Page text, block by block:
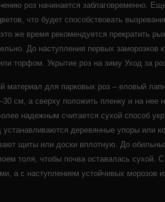
роз начинается заблаговременно.
что будет способствовать
же время рекомендуется прекратить
До наступления первых заморозков
торфом. Укрытие роз на зиму Уход за
материал для парковых роз – еловый
см, а сверху положить пленку и на нее
надежным считается сухой способ
устанавливаются деревянные упоры или
щиты или доски вплотную. До
толя, чтобы почва оставалась сухой.
а с наступлением устойчивых морозов